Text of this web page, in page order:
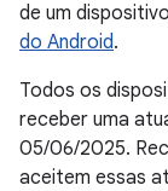
de um
do Android.
Todos os
receber uma
05/06/2025.
aceitem essas